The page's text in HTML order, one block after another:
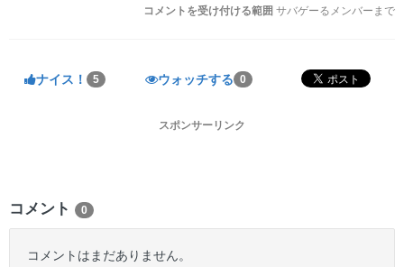
コメントを受け付ける範囲 サバゲーるメンバーまで
ナイス！ 5 ウォッチする 0
スポンサーリンク
コメント 0
コメントはまだありません。